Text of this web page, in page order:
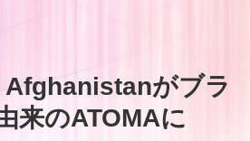
Afghanistanがブラ
来のATOMAに